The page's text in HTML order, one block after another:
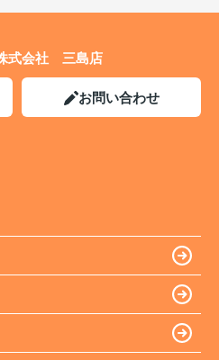
式会社 三島店
お問い合わせ